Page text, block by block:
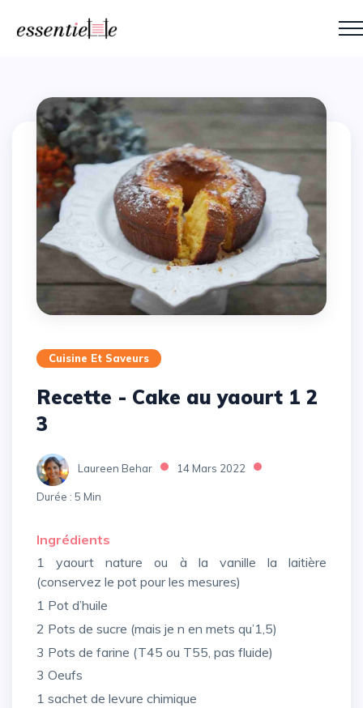
Cuisine Et Saveurs
Recette - Cake au yaourt 1 2
3
Laureen Behar 14 Mars 2022
Durée : 5 Min
Ingrédients
1 yaourt nature ou à la vanille la laitière
(conservez le pot pour les mesures)
1 Pot d’huile
2 Pots de sucre (mais je n en mets qu’1,5)
3 Pots de farine (T45 ou T55, pas fluide)
3 Oeufs
1 sachet de levure chimique